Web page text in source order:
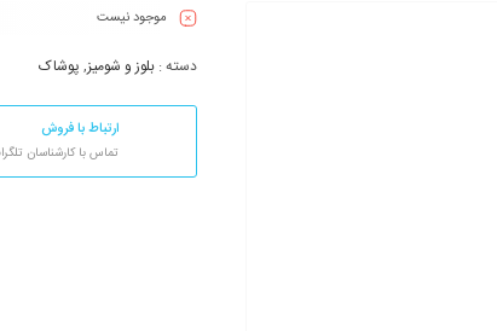
موجود نیست
دسته :بلوز و شومیز, پوشاک
ارتباط با فروش
تماس با کارشناسان